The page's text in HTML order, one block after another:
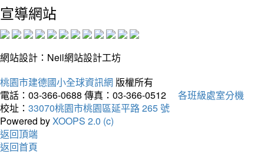
宣導網站
網站設計：Neil網站設計工坊
桃園市建德國小全球資訊網 版權所有
電話：03-366-0688 傳真：03-366-0512
各班級處室分機
校址： 33070桃園市桃園區延平路 265 號
Powered byXOOPS 2.0 (c)
返回頂端
返回首頁